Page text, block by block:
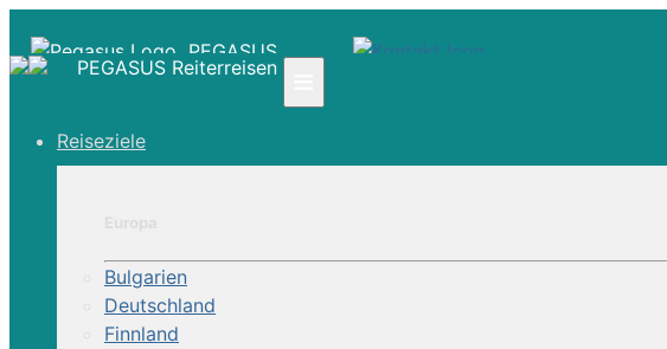
PEGASUS
☎ +41 61 303 31 00
Über Uns
PEGASUS Reiterreisen
Reiseziele
Bulgarien
Deutschland
Finnland